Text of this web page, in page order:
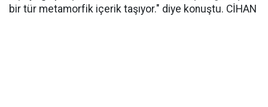
bir tür metamorfik içerik taşıyor." diye konuştu. CİHAN